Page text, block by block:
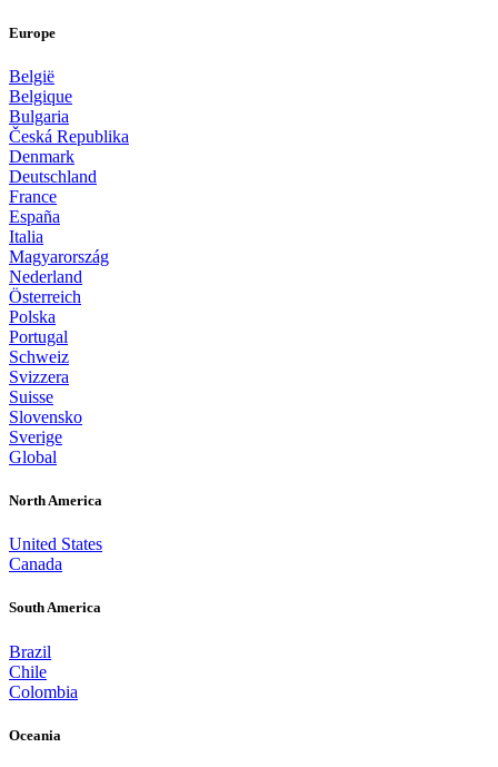
Europe
België
Belgique
Bulgaria
Česká Republika
Denmark
Deutschland
France
España
Italia
Magyarország
Nederland
Österreich
Polska
Portugal
Schweiz
Svizzera
Suisse
Slovensko
Sverige
Global
North America
United States
Canada
South America
Brazil
Chile
Colombia
Oceania